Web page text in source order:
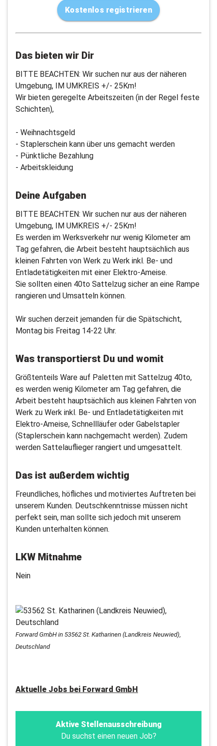
Kostenlos registrieren
Das bieten wir Dir
BITTE BEACHTEN: Wir suchen nur aus der näheren
Umgebung, IM UMKREIS +/- 25Km!
Wir bieten geregelte Arbeitszeiten (in der Regel feste
Schichten),
- Weihnachtsgeld
- Staplerschein kann über uns gemacht werden
- Pünktliche Bezahlung
- Arbeitskleidung
Deine Aufgaben
BITTE BEACHTEN: Wir suchen nur aus der näheren
Umgebung, IM UMKREIS +/- 25Km!
Es werden im Werksverkehr nur wenig Kilometer am
Tag gefahren, die Arbeit besteht hauptsächlich aus
kleinen Fahrten von Werk zu Werk inkl. Be- und
Entladetätigkeiten mit einer Elektro-Ameise.
Sie sollten einen 40to Sattelzug sicher an eine Rampe
rangieren und Umsatteln können.
Wir suchen derzeit jemanden für die Spätschicht,
Montag bis Freitag 14-22 Uhr.
Was transportierst Du und womit
Größtenteils Ware auf Paletten mit Sattelzug 40to,
es werden wenig Kilometer am Tag gefahren, die
Arbeit besteht hauptsächlich aus kleinen Fahrten von
Werk zu Werk inkl. Be- und Entladetätigkeiten mit
Elektro-Ameise, Schnellläufer oder Gabelstapler
(Staplerschein kann nachgemacht werden). Zudem
werden Sattelauflieger rangiert und umgesattelt.
Das ist außerdem wichtig
Freundliches, höfliches und motiviertes Auftreten bei
unserem Kunden. Deutschkenntnisse müssen nicht
perfekt sein, man sollte sich jedoch mit unserem
Kunden unterhalten können.
LKW Mitnahme
Nein
Forward GmbH in 53562 St. Katharinen (Landkreis Neuwied),
Deutschland
Aktuelle Jobs bei Forward GmbH
Aktive Stellenausschreibung
Du suchst einen neuen Job?